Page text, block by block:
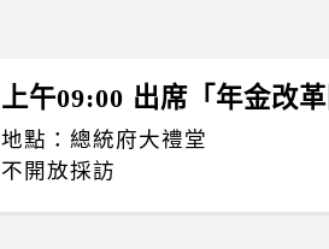
上午09:00 出席「年金改革
地點：總統府大禮堂
不開放採訪